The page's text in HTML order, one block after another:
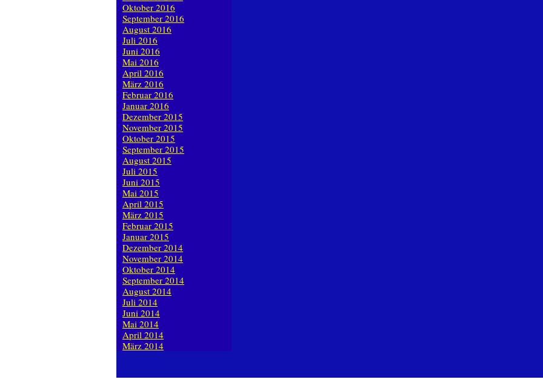
Oktober 2016
September 2016
August 2016
Juli 2016
Juni 2016
Mai 2016
April 2016
März 2016
Februar 2016
Januar 2016
Dezember 2015
November 2015
Oktober 2015
September 2015
August 2015
Juli 2015
Juni 2015
Mai 2015
April 2015
März 2015
Februar 2015
Januar 2015
Dezember 2014
November 2014
Oktober 2014
September 2014
August 2014
Juli 2014
Juni 2014
Mai 2014
April 2014
März 2014